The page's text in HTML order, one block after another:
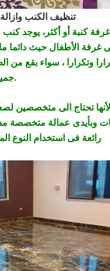
تنظيف الكنب وازالة
كنبة أو أكثر، يوجد
وتكرارا ، سواء بقع
جميع الأنحاء.
تحتاج الى متخصصين
وبأيدى عمالة متخصصة
رائعة فى استخدام النوع